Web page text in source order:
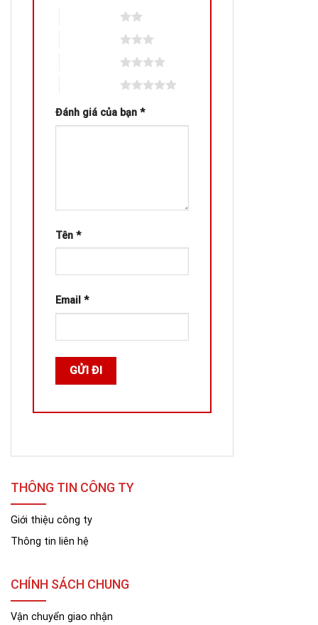
Đánh giá của bạn *
Tên *
Email *
THÔNG TIN CÔNG TY
Giới thiệu công ty
Thông tin liên hệ
CHÍNH SÁCH CHUNG
Vận chuyển giao nhận